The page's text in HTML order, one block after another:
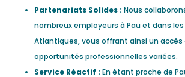
Partenariats Solides : Nous
nombreux employeurs à Pau et dans
Atlantiques, vous offrant ainsi un accès
opportunités professionnelles variées.
Service Réactif : En étant proche de